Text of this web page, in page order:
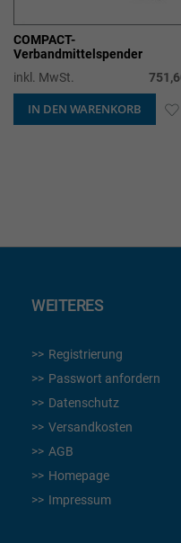
COMPACT-
Verbandmittelspender
inkl. MwSt.
IN DEN WARENKORB
WEITERES
Registrierung
Passwort anfordern
Datenschutz
Versandkosten
AGB
Homepage
Impressum